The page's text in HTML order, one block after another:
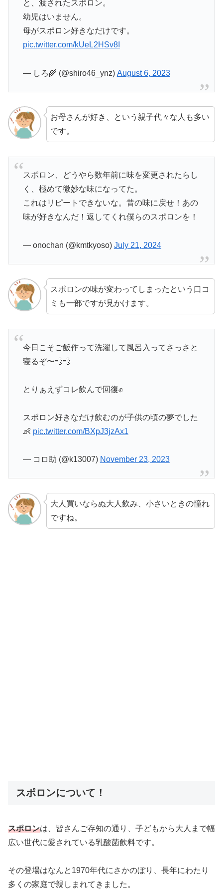
と、渡されたスポロン。
幼児はいません。
母がスポロン好きなだけです。
pic.twitter.com/kUeL2HSv8I
— しろ🌾 (@shiro46_ynz) August 6, 2023
お母さんが好き、という親子代々な人も多い
です。
スポロン、どうやら数年前に味を変更されたらし
く、極めて微妙な味になってた。
これはリピートできないな。昔の味に戻せ！あの
味が好きなんだ！返してくれ僕らのスポロンを！
— onochan (@kmtkyoso) July 21, 2024
スポロンの味が変わってしまったという口コ
ミも一部ですが見かけます。
今日こそご飯作って洗濯して風呂入ってさっさと
寝るぞ〜💨💨
とりぁえずコレ飲んで回復✊
スポロン好きなだけ飲むのが子供の頃の夢でした
👶 pic.twitter.com/BXpJ3jzAx1
— コロ助 (@k13007) November 23, 2023
大人買いならぬ大人飲み、小さいときの憧れ
ですね。
スポロンについて！
スポロンは、皆さんご存知の通り、子どもから大人まで幅
広い世代に愛されている乳酸菌飲料です。
その登場はなんと1970年代にさかのぼり、長年にわたり
多くの家庭で親しまれてきました。